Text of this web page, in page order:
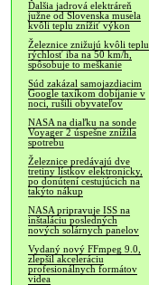
Ďalšia jadrová elektráreň
južne od Slovenska musela
kvôli teplu znížiť výkon
Železnice znižujú kvôli teplu
rýchlosť iba na 50 km/h,
spôsobuje to meškanie
Súd zakázal samojazdiacim
Google taxíkom dobíjanie v
noci, rušili obyvateľov
NASA na diaľku na sonde
Voyager 2 úspešne znížila
spotrebu
Železnice predávajú dve
tretiny lístkov elektronicky,
po donútení cestujúcich na
takýto nákup
NASA pripravuje ISS na
inštaláciu posledných
nových solárnych panelov
Vydaný nový FFmpeg 9.0,
zlepšil akceleráciu
profesionálnych formátov
videa